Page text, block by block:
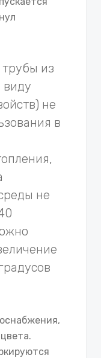
трубы из
виду
не
в
не